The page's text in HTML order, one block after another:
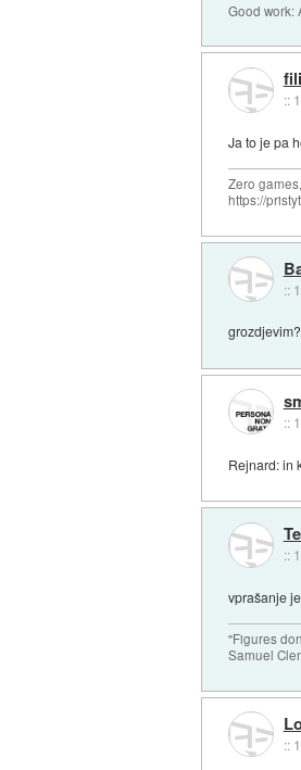
Good work:
::
Ja to je pa
Zero
https://
::
::
Rejnard: in
::
vprašanje
"Figures
Samuel
::